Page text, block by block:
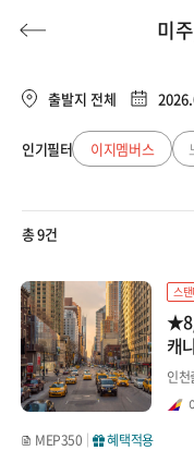
허니문 기획전/홈쇼핑 이벤트/혜
허니문
미
유럽
동남아
일본
대만/홍콩/마카오
미주/캐나다/중남미
호주/뉴질랜드
출발지 전체
인기필터 이지멤버스
총 9건
스
캐
라
인천
MEP350
혜택적용